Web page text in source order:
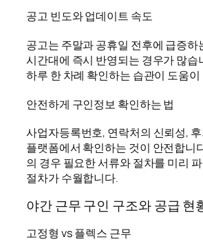
공고 빈도와 업데이트 속도
공고는 주말과 공휴일 전후에 급증하
시간대에 즉시 반영되는 경우가 많습
하루 한 차례 확인하는 습관이 도움
안전하게 구인정보 확인하는 법
사업자등록번호, 연락처의 신뢰성,
플랫폼에서 확인하는 것이 안전합니
의 경우 필요한 서류와 절차를 미리
절차가 수월합니다.
야간 근무 구인 구조와 공급 현
고정형 vs 플렉스 근무